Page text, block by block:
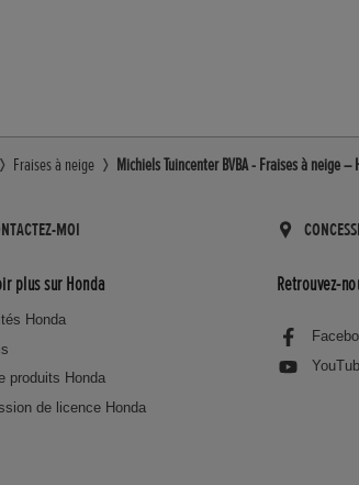
Fraises à neige Michiels Tuincenter BVBA - Fraises à neige
MOI
plus sur Honda
Honda
produits Honda
de licence Honda
Retrouvez-